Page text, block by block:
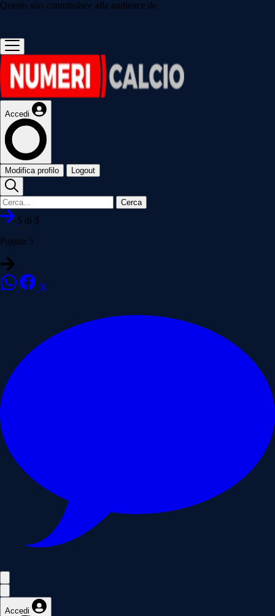
Questo sito contribuisce alla audience de
Accedi
Modifica profilo Logout
Cerca
5 di 5
Pagina 5
Accedi